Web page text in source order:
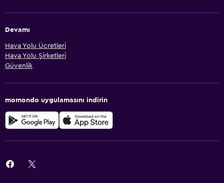
Devamı
Hava Yolu Ücretleri
Hava Yolu Şirketleri
Güvenlik
momondo uygulamasını indirin